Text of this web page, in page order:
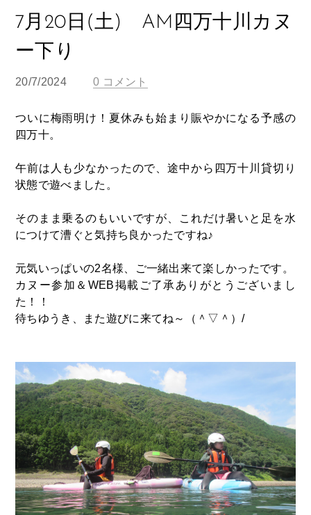
7月20日(土) AM四万十川カヌ
ー下り
20/7/2024 0 コメント
ついに梅雨明け！夏休みも始まり賑やかになる予感の
四万十。
午前は人も少なかったので、途中から四万十川貸切り
状態で遊べました。
そのまま乗るのもいいですが、これだけ暑いと足を水
につけて漕ぐと気持ち良かったですね♪
元気いっぱいの2名様、ご一緒出来て楽しかったです。
カヌー参加＆WEB掲載ご了承ありがとうございまし
た！！
待ちゆうき、また遊びに来てね～（＾▽＾）/